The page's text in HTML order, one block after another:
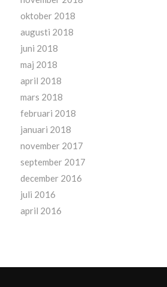
oktober 2018
augusti 2018
juni 2018
maj 2018
april 2018
mars 2018
februari 2018
januari 2018
november 2017
september 2017
december 2016
juli 2016
april 2016